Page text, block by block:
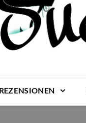
REZENSIONEN